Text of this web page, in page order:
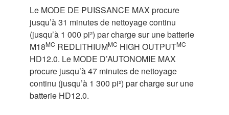
Le MODE DE PUISSANCE MAX procure
jusqu’à 31 minutes de nettoyage continu
(jusqu’à 1 000 pi²) par charge sur une batterie
M18MC REDLITHIUMMC HIGH OUTPUTMC
HD12.0. Le MODE D’AUTONOMIE MAX
procure jusqu’à 47 minutes de nettoyage
continu (jusqu’à 1 300 pi²) par charge sur une
batterie HD12.0.